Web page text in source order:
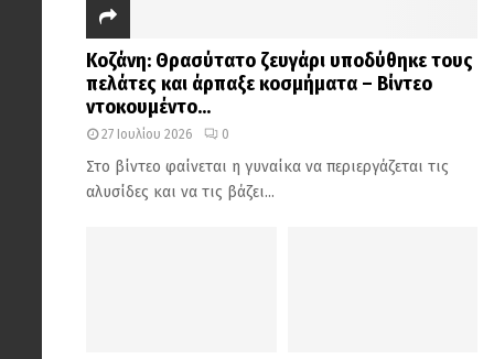
Κοζάνη: Θρασύτατο ζευγάρι υποδύθηκε τους
πελάτες και άρπαξε κοσμήματα – Βίντεο
ντοκουμέντο...
27 Ιουλίου 2026 0
Στο βίντεο φαίνεται η γυναίκα να περιεργάζεται τις
αλυσίδες και να τις βάζει...